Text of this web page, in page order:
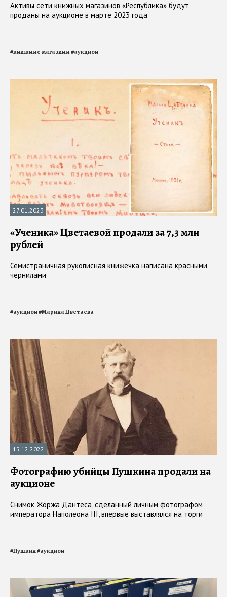
Активы сети книжных магазинов «Республика» будут
проданы на аукционе в марте 2023 года
#книжные магазины#аукцион
27.01.2023
«Ученика» Цветаевой продали за 7,3 млн
рублей
Семистраничная рукописная книжечка написана красными
чернилами
#аукцион#Марина Цветаева
15.12.2022
Фотографию убийцы Пушкина продали на
аукционе
Снимок Жоржа Дантеса, сделанный личным фотографом
императора Наполеона III, впервые выставлялся на торги
#Пушкин#аукцион